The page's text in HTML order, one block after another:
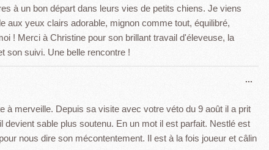
à un bon départ dans leurs vies de petits chiens. Je viens
aux yeux clairs adorable, mignon comme tout, équilibré,
! Merci à Christine pour son brillant travail d'éleveuse, la
son suivi. Une belle rencontre !
à merveille. Depuis sa visite avec votre véto du 9 août il a prit
sable plus soutenu. En un mot il est parfait. Nestlé est
nous dire son mécontentement. Il est à la fois joueur et câlin
...